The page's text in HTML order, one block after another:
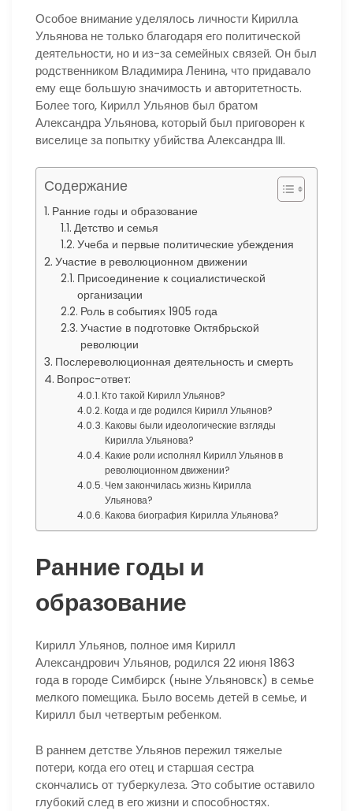
Особое внимание уделялось личности Кирилла
Ульянова не только благодаря его политической
деятельности, но и из-за семейных связей. Он был
родственником Владимира Ленина, что придавало
ему еще большую значимость и авторитетность.
Более того, Кирилл Ульянов был братом
Александра Ульянова, который был приговорен к
виселице за попытку убийства Александра III.
Содержание
Ранние годы и образование
Детство и семья
Учеба и первые политические убеждения
Участие в революционном движении
Присоединение к социалистической
организации
Роль в событиях 1905 года
Участие в подготовке Октябрьской
революции
Послереволюционная деятельность и смерть
Вопрос-ответ:
Кто такой Кирилл Ульянов?
Когда и где родился Кирилл Ульянов?
Каковы были идеологические взгляды
Кирилла Ульянова?
Какие роли исполнял Кирилл Ульянов в
революционном движении?
Чем закончилась жизнь Кирилла
Ульянова?
Какова биография Кирилла Ульянова?
Ранние годы и
образование
Кирилл Ульянов, полное имя Кирилл
Александрович Ульянов, родился 22 июня 1863
года в городе Симбирск (ныне Ульяновск) в семье
мелкого помещика. Было восемь детей в семье, и
Кирилл был четвертым ребенком.
В раннем детстве Ульянов пережил тяжелые
потери, когда его отец и старшая сестра
скончались от туберкулеза. Это событие оставило
глубокий след в его жизни и способностях.